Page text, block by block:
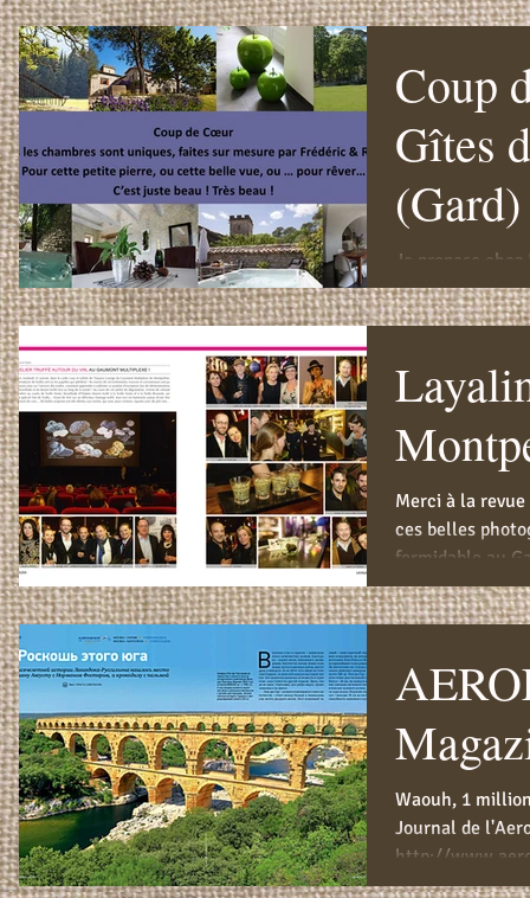
Coup
Gîtes
(Gard)
Je propose
Truffés Privatifs
groupe d'amis.
Merci à la
ces belles
formidable au
Waouh, 1
Journal de
http://
press [if...